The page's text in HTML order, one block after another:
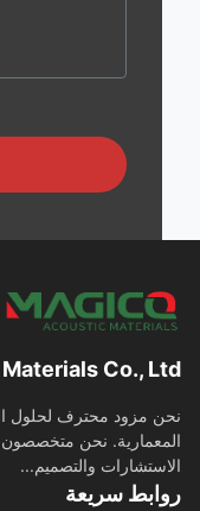
Materials Co.,
مزود محترف لحلول
نحن متخصصون في
والتصميم...
سريعة